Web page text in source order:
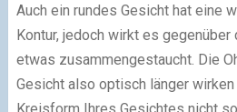
Auch ein rundes Gesicht hat eine
Kontur, jedoch wirkt es gegenüber
etwas zusammengestaucht. Die
Gesicht also optisch länger